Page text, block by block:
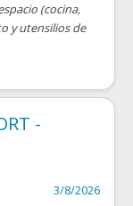
(cocina,
y utensilios de
-
3/8/2026